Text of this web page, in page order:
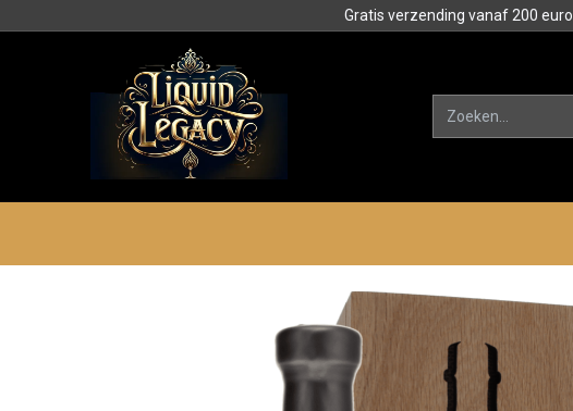
Gratis verzending vanaf 200 euro